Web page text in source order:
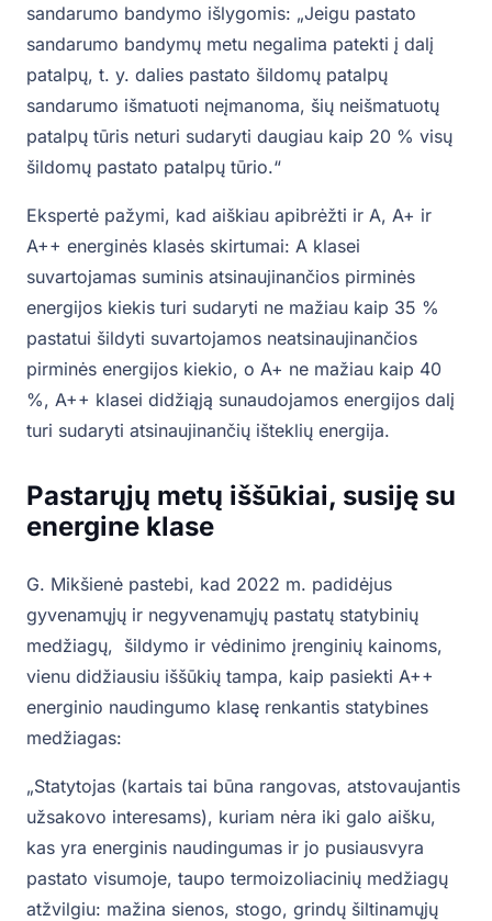
sandarumo bandymo išlygomis: „Jeigu pastato
sandarumo bandymų metu negalima patekti į dalį
patalpų, t. y. dalies pastato šildomų patalpų
sandarumo išmatuoti neįmanoma, šių neišmatuotų
patalpų tūris neturi sudaryti daugiau kaip 20 % visų
šildomų pastato patalpų tūrio.“
Ekspertė pažymi, kad aiškiau apibrėžti ir A, A+ ir
A++ energinės klasės skirtumai: A klasei
suvartojamas suminis atsinaujinančios pirminės
energijos kiekis turi sudaryti ne mažiau kaip 35 %
pastatui šildyti suvartojamos neatsinaujinančios
pirminės energijos kiekio, o A+ ne mažiau kaip 40
%, A++ klasei didžiąją sunaudojamos energijos dalį
turi sudaryti atsinaujinančių išteklių energija.
Pastarųjų metų iššūkiai, susiję su
energine klase
G. Mikšienė pastebi, kad 2022 m. padidėjus
gyvenamųjų ir negyvenamųjų pastatų statybinių
medžiagų, šildymo ir vėdinimo įrenginių kainoms,
vienu didžiausiu iššūkių tampa, kaip pasiekti A++
energinio naudingumo klasę renkantis statybines
medžiagas:
„Statytojas (kartais tai būna rangovas, atstovaujantis
užsakovo interesams), kuriam nėra iki galo aišku,
kas yra energinis naudingumas ir jo pusiausvyra
pastato visumoje, taupo termoizoliacinių medžiagų
atžvilgiu: mažina sienos, stogo, grindų šiltinamųjų